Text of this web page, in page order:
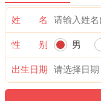
姓 名
性 别 男
出生日期